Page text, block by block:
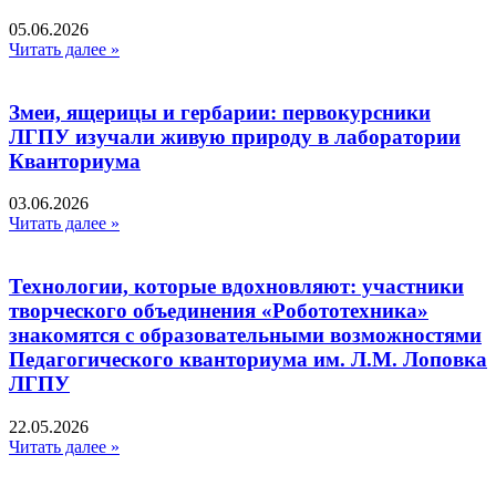
05.06.2026
Читать далее »
Змеи, ящерицы и гербарии: первокурсники
ЛГПУ изучали живую природу в лаборатории
Кванториума
03.06.2026
Читать далее »
Технологии, которые вдохновляют: участники
творческого объединения «Робототехника»
знакомятся с образовательными возможностями
Педагогического кванториума им. Л.М. Лоповка
ЛГПУ
22.05.2026
Читать далее »